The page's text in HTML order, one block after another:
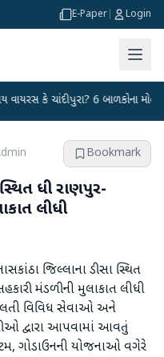
E-Paper Login
6 બાળકોના મોતથી ફફડાટ
Bookmark
સ્થિત ધી રાણપુર-
લીધી
જિલ્લાના ડીસા સ્થિત
મંડળીની મુલાકાત લીધી
વિવિધ સેવાઓ અને
દ્વારા આપવામાં આવતું
ગોડાઉનની યોજનાઓ વગેરે